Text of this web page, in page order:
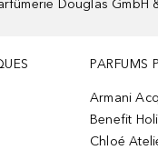
Douglas GmbH
PARFUMS
Armani
Benefit
Chloé